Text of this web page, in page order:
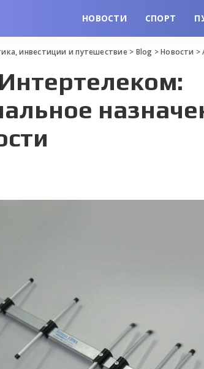
НОВОСТИ СПОРТ
инвестиции и путешествие> Blog >Новости >